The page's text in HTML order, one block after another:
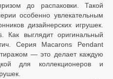
до распаковки. Такой
особенно увлекательным
дизайнерских игрушек.
Как выглядит оригинальный
Серия Macarons Pendant
— это делает каждую
для коллекционеров и